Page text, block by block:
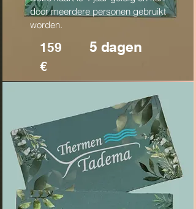
door meerdere personen gebruikt
worden.
159
€
5 dagen